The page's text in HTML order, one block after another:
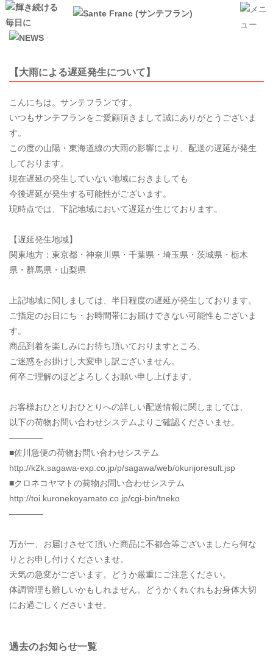
【大雨による遅延発生について】
こんにちは。サンテフランです。
いつもサンテフランをご愛顧頂きまして誠にありがとうございま
す。
この度の山陽・東海道線の大雨の影響により、配送の遅延が発生
しております。
現在遅延の発生していない地域におきましても
今後遅延が発生する可能性がございます。
現時点では、下記地域において遅延が生じております。
【遅延発生地域】
関東地方：東京都・神奈川県・千葉県・埼玉県・茨城県・栃木
県・群馬県・山梨県
上記地域に関しましては、半日程度の遅延が発生しております。
ご指定のお日にち・お時間帯にお届けできない可能性もございま
す。
商品到着を楽しみにお待ち頂いておりますところ、
ご迷惑をお掛けし大変申し訳ございません。
何卒ご理解のほどよろしくお願い申し上げます。
お客様おひとりおひとりへの詳しい配送情報に関しましては、
以下の荷物お問い合わせシステムよりご確認くださいませ。
————
■佐川急便の荷物お問い合わせシステム
http://k2k.sagawa-exp.co.jp/p/sagawa/web/okurijoresult.jsp
■クロネコヤマトの荷物お問い合わせシステム
http://toi.kuronekoyamato.co.jp/cgi-bin/tneko
————
万が一、お届けさせて頂いた商品に不都合等ございましたら何な
りとお申し付けくださいませ。
天気の急変がございます。どうか厳重にご注意ください。
体調管理も難しいかもしれません。どうかくれぐれもお身体大切
にお過ごしくださいませ。
過去のお知らせ一覧